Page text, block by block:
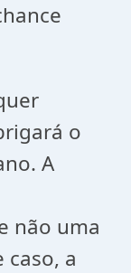
o
A
não uma
caso, a